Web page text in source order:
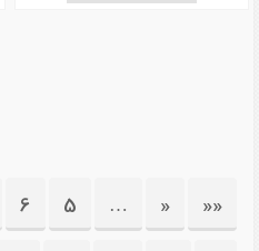
««
«
…
5
6